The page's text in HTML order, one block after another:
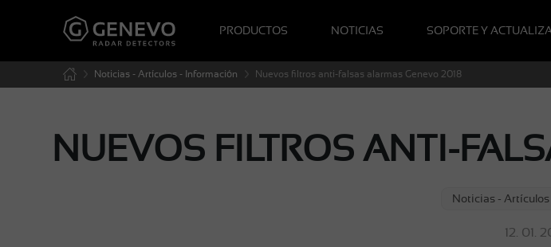
PRODUCTOS NOTICIAS SOPORTE Y
Noticias - Artículos - Información Nuevos filtros anti-falsas alarmas Genevo 2018
NUEVOS FILTROS ANTI-
Noticias -
12. 01.